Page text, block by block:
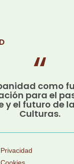
como
para el
y el futuro de
Culturas.